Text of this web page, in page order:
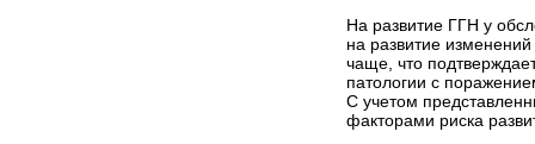
На развитие ГГН у
на развитие
чаще, что
патологии с
С учетом
факторами риска